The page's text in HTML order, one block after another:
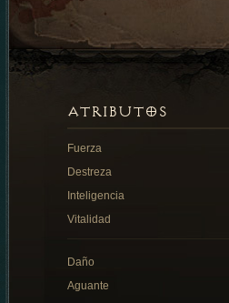
ATRIBUTOS
Fuerza
Destreza
Inteligencia
Vitalidad
Daño
Aguante